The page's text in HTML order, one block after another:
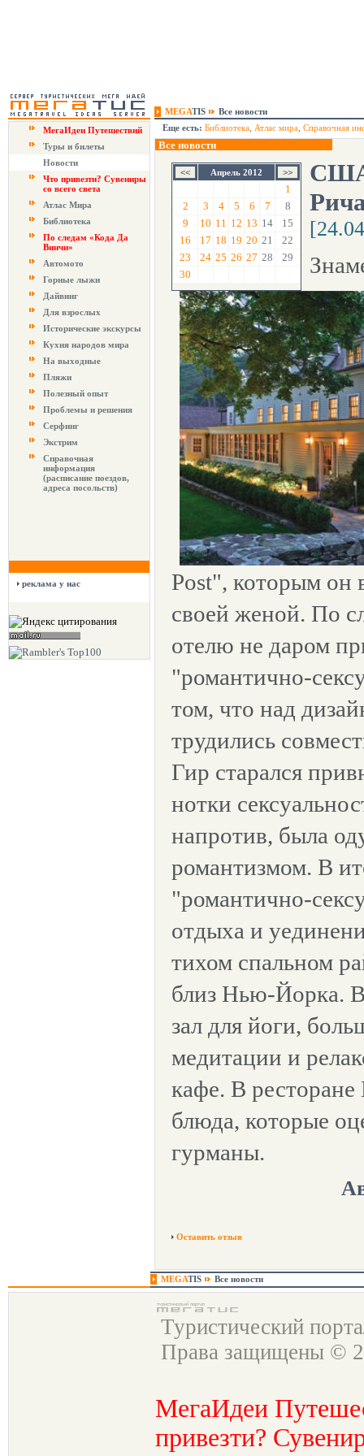
MEGATIS
Все новости
МегаИдеи Путешествий
Туры и билеты
Новости
Что привезти? Сувениры
со всего света
Атлас Мира
Библиотека
По следам «Кода Да
Винчи»
Автомото
Горные лыжи
Дайвинг
Для взрослых
Исторические экскурсы
Кухня народов мира
На выходные
Пляжи
Полезный опыт
Проблемы и решения
Серфинг
Экстрим
Справочная
информация
(расписание поездов,
адреса посольств)
реклама у нас
Еще есть: Библиотека Атлас мира Справочная
Все новости
Апрель 2012
1
2
3 4 5 6 7
8
9
10 11 12 13 14
15
16
17 18 19 20 21
22
23
24 25 26 27 28
29
30
Post", которым он
своей женой. По
отелю не даром
"романтично-
том, что над
трудились
Гир старался
нотки
напротив, была
романтизмом. В
"романтично-
отдыха и
тихом спальном
близ Нью-Йорка.
зал для йоги,
медитации и
кафе. В ресторане
блюда, которые
гурманы.
Оставить отзыв
MEGATIS Все новости
Туристический
Права защищены ©
МегаИдеи
привезти?